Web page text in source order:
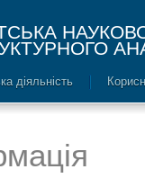
діяльність